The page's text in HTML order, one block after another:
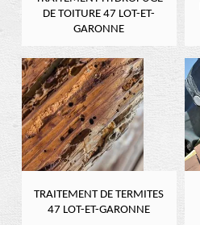
DE TOITURE 47 LOT-ET-
GARONNE
TRAITEMENT DE TERMITES
47 LOT-ET-GARONNE